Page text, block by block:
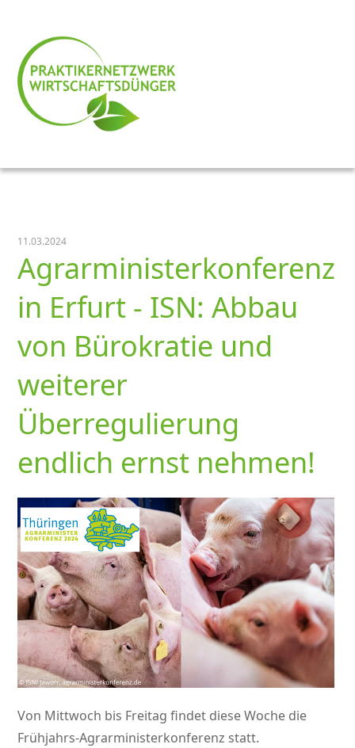
11.03.2024
Agrarministerkonferenz
in Erfurt - ISN: Abbau
von Bürokratie und
weiterer
Überregulierung
endlich ernst nehmen!
Von Mittwoch bis Freitag findet diese Woche die
Frühjahrs-Agrarministerkonferenz statt.